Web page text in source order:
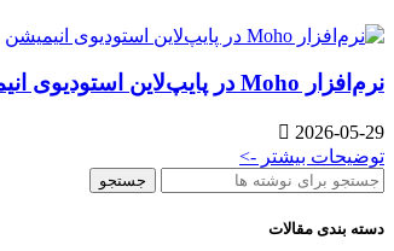
نرم‌افزار Moho در پایپ‌لاین استودیوی انیمیشن با Photoshop، Illustrator و After Effects
2026-05-29
توضیحات بیشتر ->
جستجو
دسته بندی مقالات